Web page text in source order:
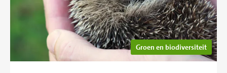
Groen en biodiversiteit